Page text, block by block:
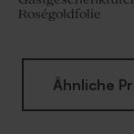
Roségoldfolie
Ähnliche